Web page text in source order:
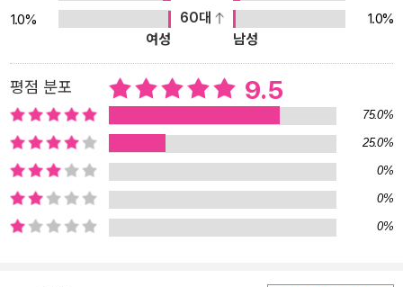
1.0%
60대
1.0%
여성
남성
평점 분포 9.5
75.0%
25.0%
0%
0%
0%